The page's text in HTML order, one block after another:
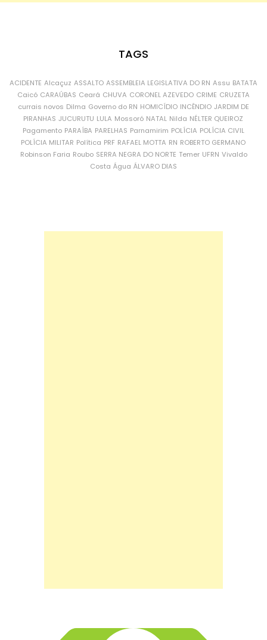
TAGS
ACIDENTE Alcaçuz ASSALTO ASSEMBLEIA LEGISLATIVA DO RN Assu BATATA
Caicó CARAÚBAS Ceará CHUVA CORONEL AZEVEDO CRIME CRUZETA
currais novos Dilma Governo do RN HOMICÍDIO INCÊNDIO JARDIM DE
PIRANHAS JUCURUTU LULA Mossoró NATAL Nilda NÉLTER QUEIROZ
Pagamento PARAÍBA PARELHAS Parnamirim POLÍCIA POLÍCIA CIVIL
POLÍCIA MILITAR Política PRF RAFAEL MOTTA RN ROBERTO GERMANO
Robinson Faria Roubo SERRA NEGRA DO NORTE Temer UFRN Vivaldo
Costa Água ÁLVARO DIAS